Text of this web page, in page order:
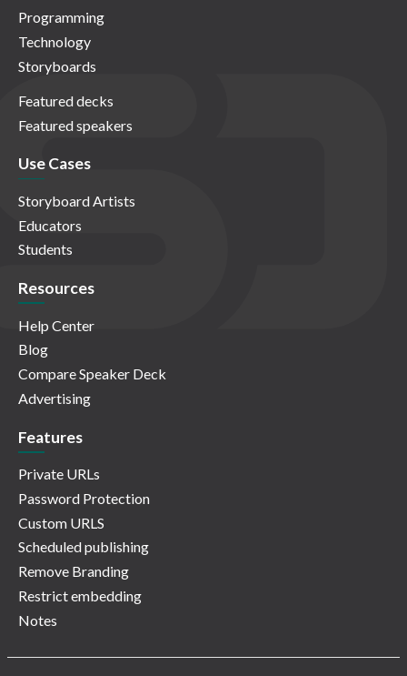
Programming
Technology
Storyboards
Featured decks
Featured speakers
Use Cases
Storyboard Artists
Educators
Students
Resources
Help Center
Blog
Compare Speaker Deck
Advertising
Features
Private URLs
Password Protection
Custom URLS
Scheduled publishing
Remove Branding
Restrict embedding
Notes